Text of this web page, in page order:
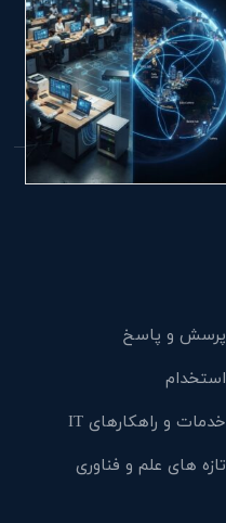
پرسش و پاسخ
استخدام
خدمات و راهکارهای IT
تازه های علم و فناوری